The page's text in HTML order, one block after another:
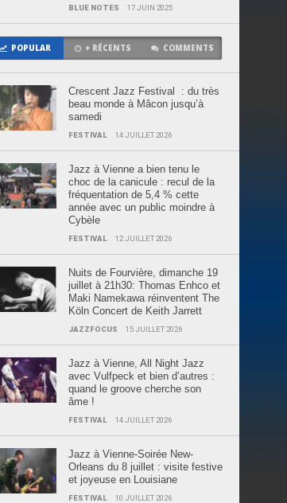
BLUE NOTES 17 JUIN 2025
POPULAR + RÉCENTS COMMENTS
Crescent Jazz Festival : du très
beau monde à Mâcon jusqu’à
samedi
FESTIVAL 14 JUILLET 2026
Jazz à Vienne a bien tenu le
choc de la canicule : recul de la
fréquentation de 5,4 % cette
année avec un public moindre à
Cybèle
FESTIVAL 12 JUILLET 2026
Nuits de Fourvière, dimanche 19
juillet à 21h30: Thomas Enhco et
Maki Namekawa réinventent The
Köln Concert de Keith Jarrett
JAZZFOCUS 15 JUILLET 2026
Jazz à Vienne, All Night Jazz
avec Vulfpeck et bien d’autres :
quand le groove cherche son
âme !
FESTIVAL 14 JUILLET 2026
Jazz à Vienne-Soirée New-
Orleans du 8 juillet : visite festive
et joyeuse en Louisiane
FESTIVAL 10 JUILLET 2026